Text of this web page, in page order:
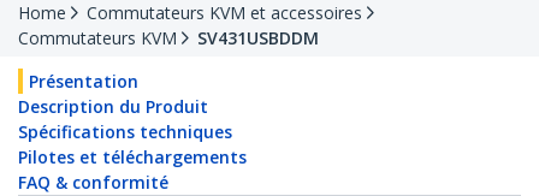
Home
Commutateurs KVM et accessoires
Commutateurs KVM
SV431USBDDM
Présentation
Description du Produit
Spécifications techniques
Pilotes et téléchargements
FAQ & conformité